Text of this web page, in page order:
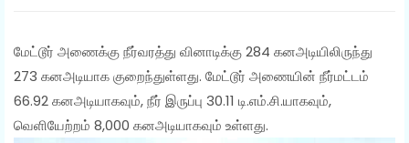
மேட்டூர் அணைக்கு நீர்வரத்து வினாடிக்கு 284 கனஅடியிலிருந்து
273 கனஅடியாக குறைந்துள்ளது. மேட்டூர் அணையின் நீர்மட்டம்
66.92 கனஅடியாகவும், நீர் இருப்பு 30.11 டி.எம்.சி.யாகவும்,
வெளியேற்றம் 8,000 கனஅடியாகவும் உள்ளது.